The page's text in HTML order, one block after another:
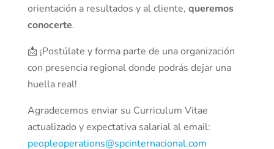
orientación a resultados y al cliente, queremos
conocerte.
📩 ¡Postúlate y forma parte de una organización
con presencia regional donde podrás dejar una
huella real!
Agradecemos enviar su Curriculum Vitae
actualizado y expectativa salarial al email:
peopleoperations@spcinternacional.com